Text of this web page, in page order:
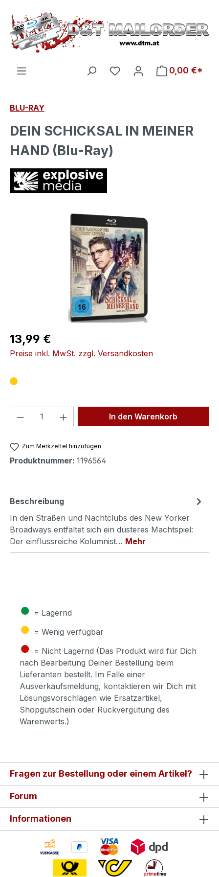
Zum Hauptinhalt springen
Du hast 0 Produkte auf
0,00 €*
BLU-RAY
DEIN SCHICKSAL IN MEINER
HAND (Blu-Ray)
Bildergalerie überspringen
Regulärer Preis:
13,99 €
Preise inkl. MwSt. zzgl. Versandkosten
Produkt Anzahl: Gib denIn den Warenkorb
Zum Merkzettel hinzufügen
Produktnummer: 1196564
Beschreibung
In den Straßen und Nachtclubs des New Yorker
Broadways entfaltet sich ein düsteres Machtspiel:
Der einflussreiche Kolumnist… Mehr
● = Lagernd
● = Wenig verfügbar
● = Nicht Lagernd (Das Produkt wird für Dich
nach Bearbeitung Deiner Bestellung beim
Lieferanten bestellt. Im Falle einer
Ausverkaufsmeldung, kontaktieren wir Dich mit
Lösungsvorschlägen wie Ersatzartikel,
Shopgutschein oder Rückvergütung des
Warenwerts.)
Fragen zur Bestellung oder einem Artikel?
Forum
Informationen